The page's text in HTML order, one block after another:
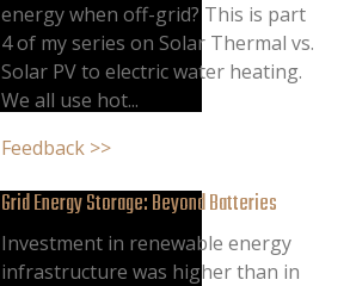
energy when off-grid? This is part
4 of my series on Solar Thermal vs.
Solar PV to electric water heating.
We all use hot...
Feedback >>
Grid Energy Storage: Beyond Batteries
Investment in renewable energy
infrastructure was higher than in